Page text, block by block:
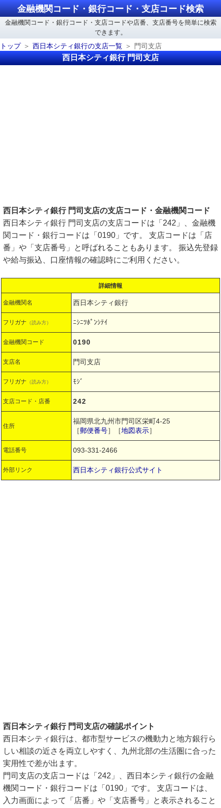
金融機関コード・銀行コード・支店コード検索
金融機関コード・銀行コード・支店コードや店番、支店番号を簡単に検索
できます。
トップ
西日本シティ銀行の支店一覧 門司支店
西日本シティ銀行 門司支店
西日本シティ銀行 門司支店の支店コード・金融機関コード
西日本シティ銀行 門司支店の支店コードは「242」、金融機
関コード・銀行コードは「0190」です。 支店コードは「店
番」や「支店番号」と呼ばれることもあります。 振込先登録
や給与振込、口座情報の確認時にご利用ください。
詳細情報
金融機関名 西日本シティ銀行
フリガナ （読み方） ﾆｼﾆﾂﾎﾟﾝｼﾃｲ
金融機関コード 0190
支店名 門司支店
フリガナ （読み方） ﾓｼﾞ
支店コード・店番 242
住所
福岡県北九州市門司区栄町4-25
［郵便番号］［地図表示］
電話番号 093-331-2466
外部リンク 西日本シティ銀行公式サイト
西日本シティ銀行 門司支店の確認ポイント
西日本シティ銀行は、都市型サービスの機動力と地方銀行ら
しい相談の近さを両立しやすく、九州北部の生活圏に合った
実用性で差が出ます。
門司支店の支店コードは「242」、西日本シティ銀行の金融
機関コード・銀行コードは「0190」です。 支店コードは、
入力画面によって「店番」や「支店番号」と表示されること